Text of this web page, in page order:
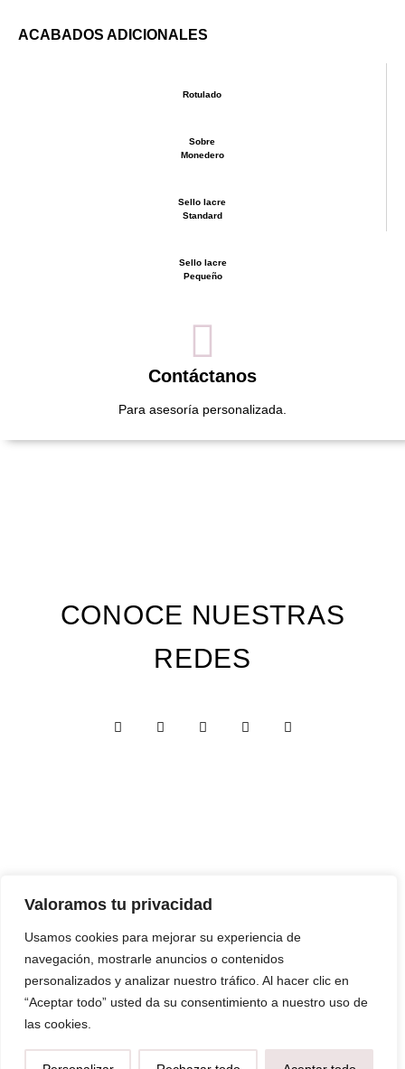
Valoramos tu privacidad
Usamos cookies para mejorar su experiencia de
navegación, mostrarle anuncios o contenidos
personalizados y analizar nuestro tráfico. Al hacer clic en
“Aceptar todo” usted da su consentimiento a nuestro uso de
las cookies.
ACABADOS ADICIONALES
Rotulado
Sobre
Monedero
Sello lacre
Standard
Sello lacre
Pequeño
Contáctanos
Para asesoría personalizada.
CONOCE NUESTRAS
REDES
Custom Edition
Digital Edition